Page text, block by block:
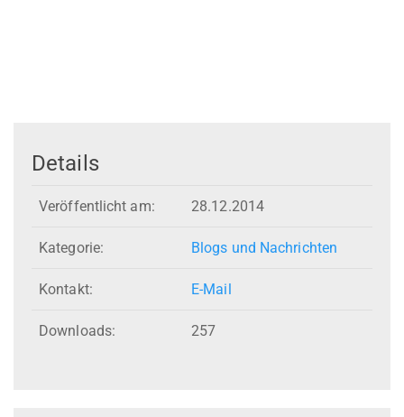
Details
Veröffentlicht am: 28.12.2014
Kategorie: Blogs und Nachrichten
Kontakt: E-Mail
Downloads: 257